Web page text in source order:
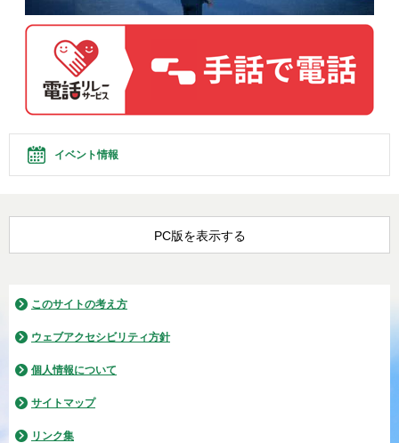
イベント情報
PC版を表示する
このサイトの考え方
ウェブアクセシビリティ方針
個人情報について
サイトマップ
リンク集